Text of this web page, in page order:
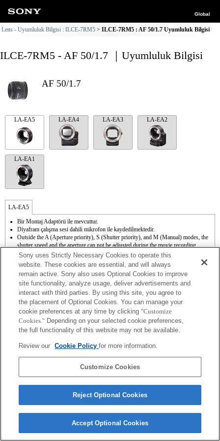
Global
Lens - Uyumluluk Bilgisi : ILCE-7RM5 ILCE-7RM5 : AF 50/1.7 Uyumluluk Bilgisi
ILCE-7RM5 - AF 50/1.7 ｜Uyumluluk Bilgisi
AF 50/1.7
LA-EA5 LA-EA4 LA-EA3 LA-EA2
LA-EA1
LA-EA5
Bir Montaj Adaptörü ile mevcuttur.
Diyafram çalışma sesi dahili mikrofon ile kaydedilmektedir.
Outside the A (Aperture priority), S (Shutter priority), and M (Manual) modes, the
shutter speed and the aperture can not be adjusted during the movie recording.
[Lens Comp] (Lens Dengeleme) fonksiyonu çalışmaz.
Çekim yapılan yerin durumuna bağlı olarak resmin parlaklığı eşit olarak dağılmamış
olabilir. [Front Curtain Shutter] (Ön Perde Deklanşör) işlevini [Off] (Kapalı)
konuma getirin.
[A-mount lens] A bağlama lensini Bağlama Adaptörü kullanarak takmanız
durumunda MF yardımcı işlevi odaklama halkasını çevirdiğinizde otomatik olarak
çalışmaz. Görüntüyü [Focus Magnifier] Odaklama Büyüteci işlevi veya [MF Assist]
MF Yardım fonksiyonunu "Özel Tuş Ayarları"nı kullanarak seçebilirsiniz.
Dokunamtik Deklanşör çalışmaz.
Sarsıntı telafisi 3 eksen üzerinde (aşağı-yukarı, sağa-sola ve dönme) SteadyShot
INSIDE tarafından sunulmaktadır.
özne ekranın köşelerinde bulunurken ya da önemli oranda odağın dışındayken bu
işlevi kullanarak bir özneye odaklanmak bazen zor olabilir.
Terms of Use Contact Us
Sony uses Strictly Necessary Cookies to operate this
website. These cookies are essential, and will always
remain active. Sony also uses Optional Cookies to improve
site functionality, analyze usage, deliver advertisements and
interact with third parties. By using this site, you agree to
the placement of Optional Cookies. You can manage your
cookie preferences at any time by clicking "Customize
Cookies." Depending on your selected cookie preferences,
the full functionality of this website may not be available.
Review our Cookie Policyfor more information.
Customize Cookies
Reject Optional Cookies
Accept Optional Cookies